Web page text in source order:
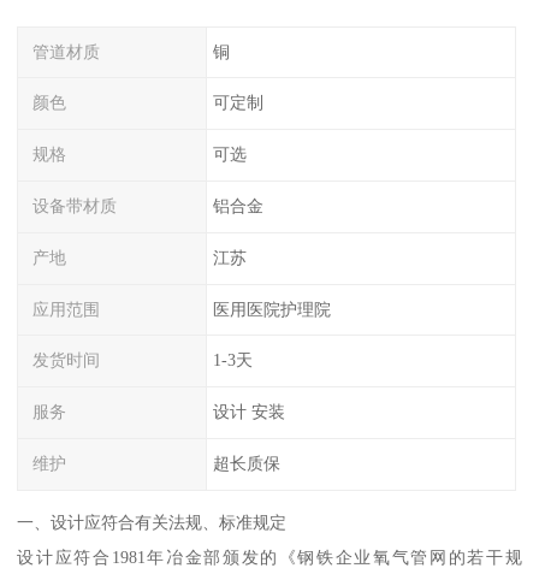
管道材质 铜
颜色 可定制
规格 可选
设备带材质 铝合金
产地 江苏
应用范围 医用医院护理院
发货时间 1-3天
服务 设计 安装
维护 超长质保
一、设计应符合有关法规、标准规定
设计应符合1981年冶金部颁发的《钢铁企业氧气管网的若干规